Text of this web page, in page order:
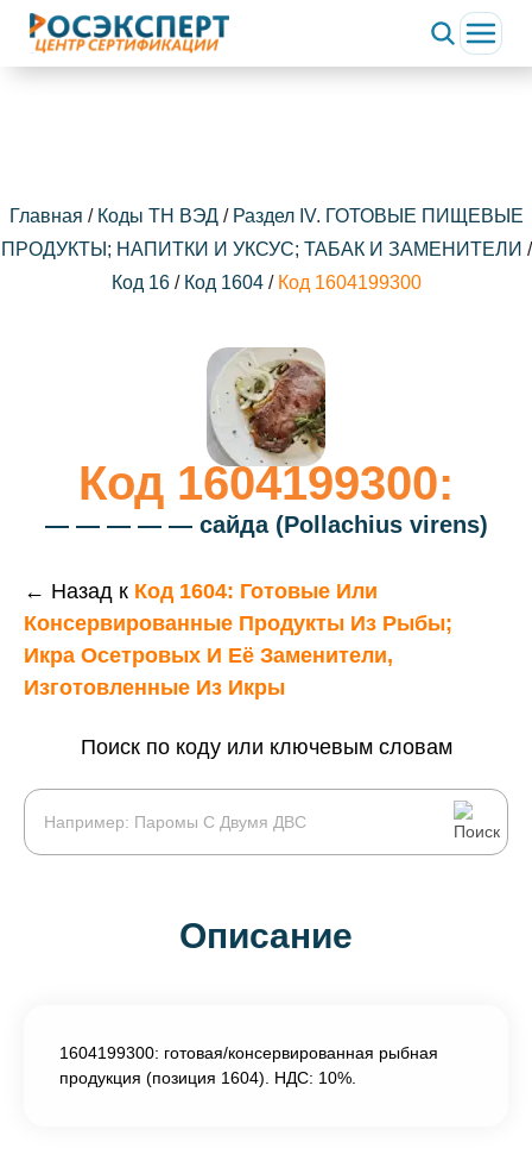
Главная / Коды ТН ВЭД/ Раздел IV. ГОТОВЫЕ ПИЩЕВЫЕ
ПРОДУКТЫ; НАПИТКИ И УКСУС; ТАБАК И ЗАМЕНИТЕЛИ /
Код 16 / Код 1604 / Код 1604199300
Код 1604199300:
— — — — — сайда (Pollachius virens)
← Назад к Код 1604: Готовые Или
Консервированные Продукты Из Рыбы;
Икра Осетровых И Её Заменители,
Изготовленные Из Икры
Поиск по коду или ключевым словам
Описание
1604199300: готовая/консервированная рыбная
продукция (позиция 1604). НДС: 10%.